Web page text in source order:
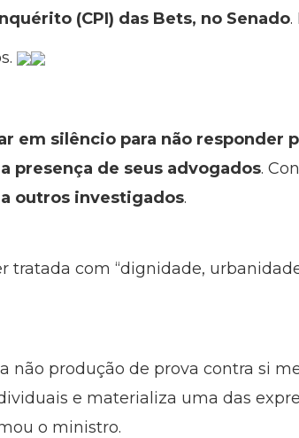
(CPI) das Bets, no Senado
em silêncio para não responder
presença de seus advogados.
outros investigados.
com “dignidade,
não produção de prova contra si
e materializa uma das
o ministro.